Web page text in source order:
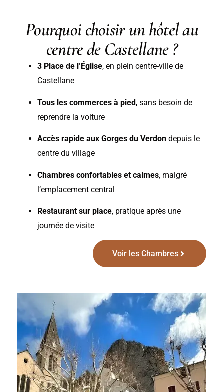
Pourquoi choisir un hôtel au
centre de Castellane ?
3 Place de l’Église, en plein centre-ville de
Castellane
Tous les commerces à pied, sans besoin de
reprendre la voiture
Accès rapide aux Gorges du Verdon depuis le
centre du village
Chambres confortables et calmes, malgré
l’emplacement central
Restaurant sur place, pratique après une
journée de visite
Voir les Chambres